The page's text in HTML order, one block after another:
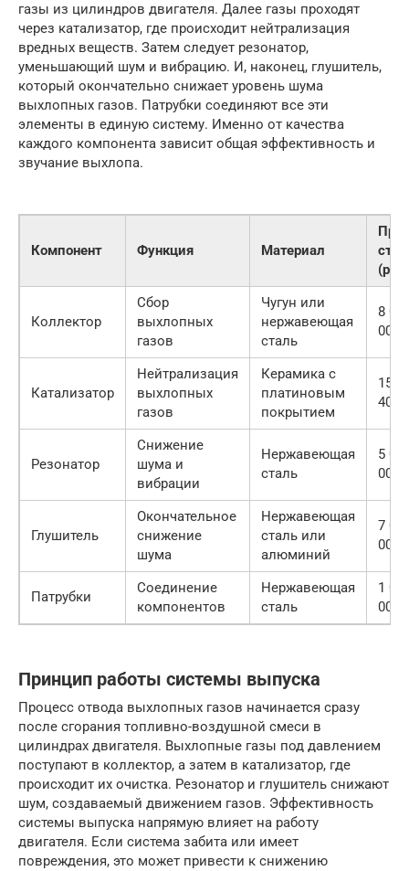
газы из цилиндров двигателя. Далее газы проходят
через катализатор, где происходит нейтрализация
вредных веществ. Затем следует резонатор,
уменьшающий шум и вибрацию. И, наконец, глушитель,
который окончательно снижает уровень шума
выхлопных газов. Патрубки соединяют все эти
элементы в единую систему. Именно от качества
каждого компонента зависит общая эффективность и
звучание выхлопа.
Компонент Функция Материал
Коллектор
Сбор
выхлопных
газов
Чугун или
нержавеющая
сталь
8
000
Катализатор
Нейтрализация
выхлопных
газов
Керамика с
платиновым
покрытием
15
40
Резонатор
Снижение
шума и
вибрации
Нержавеющая
сталь
5
000
Глушитель
Окончательное
снижение
шума
Нержавеющая
сталь или
алюминий
7
000
Патрубки
Соединение
компонентов
Нержавеющая
сталь
1
000
Принцип работы системы выпуска
Процесс отвода выхлопных газов начинается сразу
после сгорания топливно-воздушной смеси в
цилиндрах двигателя. Выхлопные газы под давлением
поступают в коллектор, а затем в катализатор, где
происходит их очистка. Резонатор и глушитель снижают
шум, создаваемый движением газов. Эффективность
системы выпуска напрямую влияет на работу
двигателя. Если система забита или имеет
повреждения, это может привести к снижению